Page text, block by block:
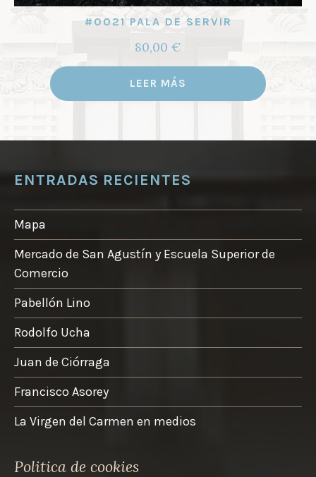
#0021 PALA DE SERVIR
80,00 €
LEER MÁS
ENTRADAS RECIENTES
Mapa
Mercado de San Agustín y Escuela Superior de
Comercio
Pabellón Lino
Rodolfo Ucha
Juan de Ciórraga
Francisco Asorey
La Virgen del Carmen en medios
Politica de cookies